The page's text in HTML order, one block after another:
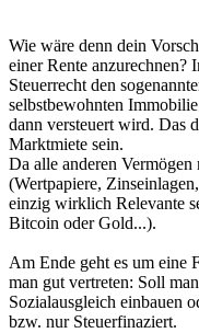
Wie wäre denn dein
einer Rente anzurechnen?
Steuerrecht den
selbstbewohnten
dann versteuert wird. Das
Marktmiete sein.
Da alle anderen
(Wertpapiere,
einzig wirklich Relevante
Bitcoin oder Gold...).
Am Ende geht es um eine
man gut vertreten: Soll
Sozialausgleich einbauen
bzw. nur Steuerfinaziert.